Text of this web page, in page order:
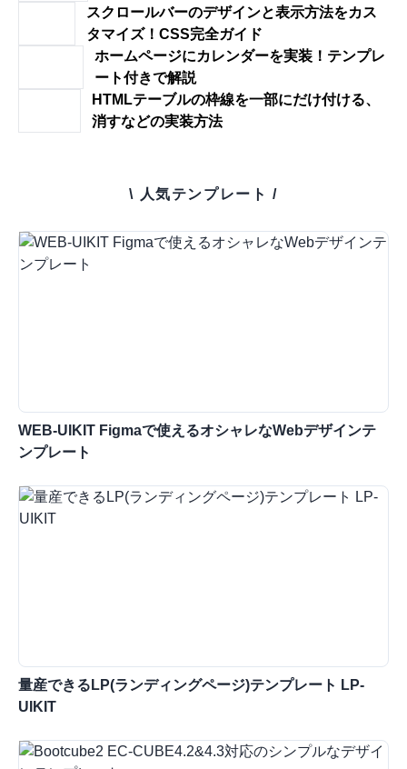
スクロールバーのデザインと表示方法をカス
タマイズ！CSS完全ガイド
ホームページにカレンダーを実装！テンプレ
ート付きで解説
HTMLテーブルの枠線を一部にだけ付ける、
消すなどの実装方法
\ 人気テンプレート /
WEB-UIKIT Figmaで使えるオシャレなWebデザインテ
ンプレート
量産できるLP(ランディングページ)テンプレート LP-
UIKIT